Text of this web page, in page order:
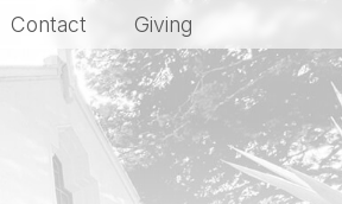
Contact Giving